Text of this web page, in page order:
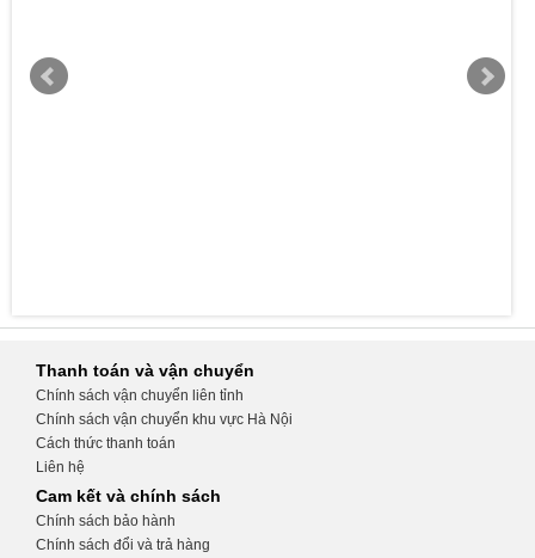
Thanh toán và vận chuyển
Chính sách vận chuyển liên tỉnh
Chính sách vận chuyển khu vực Hà Nội
Cách thức thanh toán
Liên hệ
Cam kết và chính sách
Chính sách bảo hành
Chính sách đổi và trả hàng